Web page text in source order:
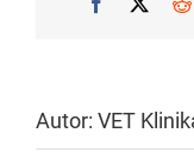
Autor: VET